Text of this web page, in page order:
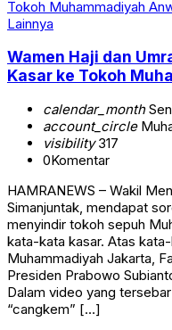
Lainnya
Wamen Haji dan
Kasar ke Tokoh
calendar_month
account_circle
visibility317
0Komentar
HAMRANEWS – Wakil
Simanjuntak, mendapat
menyindir tokoh sepuh
kata-kata kasar. Atas
Muhammadiyah Jakarta,
Presiden Prabowo
Dalam video yang
“cangkem” […]